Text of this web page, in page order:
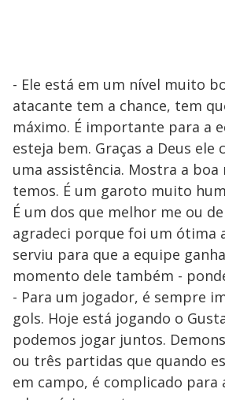
- Ele está em um nível muito
atacante tem a chance, tem
máximo. É importante para a
esteja bem. Graças a Deus ele
uma assistência. Mostra a boa
temos. É um garoto muito
É um dos que melhor me ou
agradeci porque foi um ótima
serviu para que a equipe
momento dele também -
- Para um jogador, é sempre
gols. Hoje está jogando o
podemos jogar juntos.
ou três partidas que quando
em campo, é complicado para